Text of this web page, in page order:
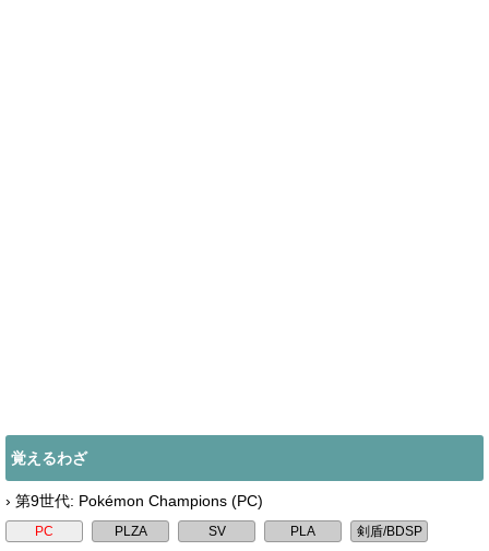
覚えるわざ
› 第9世代: Pokémon Champions (PC)